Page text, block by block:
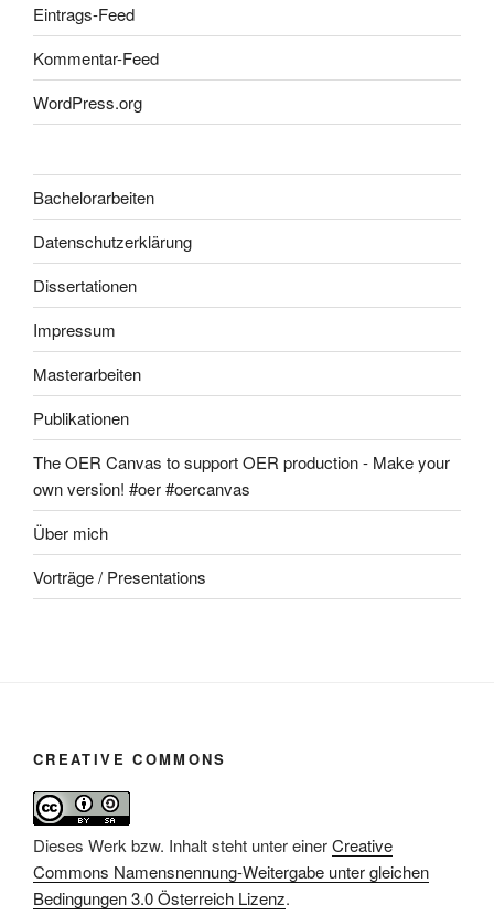
Eintrags-Feed
Kommentar-Feed
WordPress.org
Bachelorarbeiten
Datenschutzerklärung
Dissertationen
Impressum
Masterarbeiten
Publikationen
The OER Canvas to support OER production - Make your
own version! #oer #oercanvas
Über mich
Vorträge / Presentations
CREATIVE COMMONS
Dieses Werk bzw. Inhalt steht unter einerCreative
Commons Namensnennung-Weitergabe unter gleichen
Bedingungen 3.0 Österreich Lizenz.